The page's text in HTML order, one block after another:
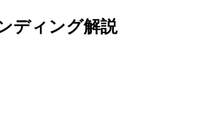
ディング解説